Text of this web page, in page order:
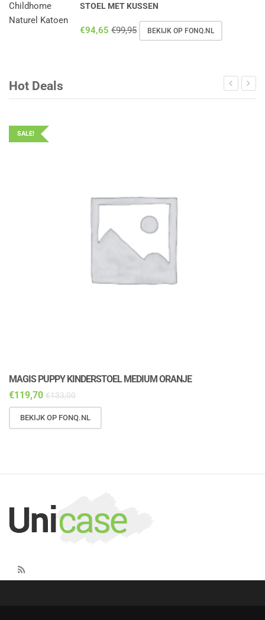
STOEL MET KUSSEN
€94,65 €99,95 BEKIJK OP FONQ.NL
Hot Deals
SALE!
MAGIS PUPPY KINDERSTOEL MEDIUM ORANJE
€119,70 €133,00
BEKIJK OP FONQ.NL